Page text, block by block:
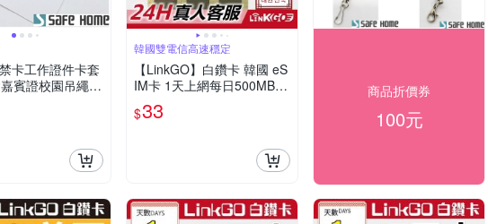
卡工作證件卡套
賓證校園吊繩
尺寸 41公分長
定顏色出貨) CP
韓國雙電信高速穩定
【LinkGO】白鑽卡 韓國 eS
IM卡 1天上網每日500MB
高速流量(韓國網卡 首爾 釜
山 濟州島)
$33
商品折價券
100元